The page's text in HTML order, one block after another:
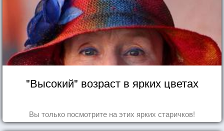
"Высокий" возраст в ярких цветах
Вы только посмотрите на этих ярких старичков!